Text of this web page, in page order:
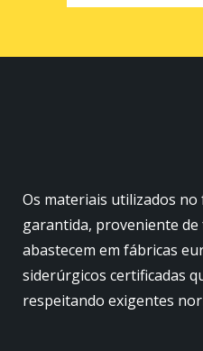
Os materiais utilizados no
garantida, proveniente
abastecem em fábricas
siderúrgicos certificadas
respeitando exigentes